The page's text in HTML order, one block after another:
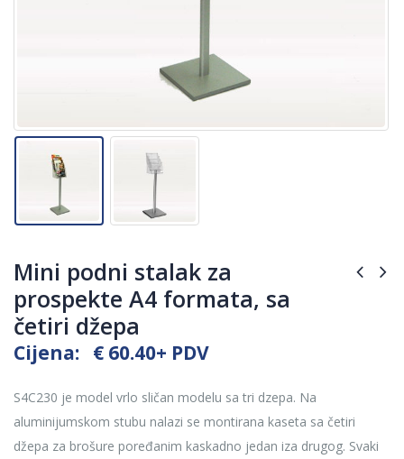
Mini podni stalak za
prospekte A4 formata, sa
četiri džepa
Cijena: € 60.40+ PDV
S4C230 je model vrlo sličan modelu sa tri dzepa. Na
aluminijumskom stubu nalazi se montirana kaseta sa četiri
džepa za brošure poređanim kaskadno jedan iza drugog. Svaki